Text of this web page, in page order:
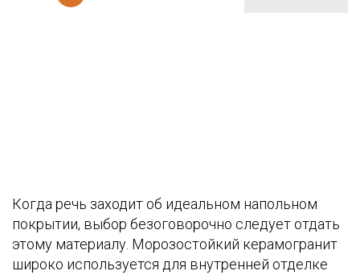
Когда речь заходит об идеальном напольном
покрытии, выбор безоговорочно следует отдать
этому материалу. Морозостойкий керамогранит
широко используется для внутренней отделке